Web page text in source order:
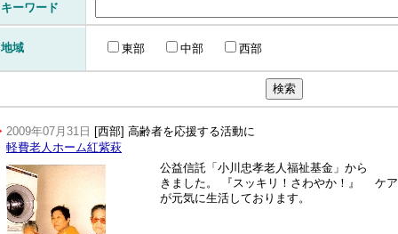
キーワード
地域 東部 中部 西部
2009年07月31日 [西部] 高齢者を応援する活動に
軽費老人ホーム紅紫萩
公益信託「小川忠孝老人福祉基
きました。 『スッキリ！さわやか！』 ケ
が元気に生活しております。